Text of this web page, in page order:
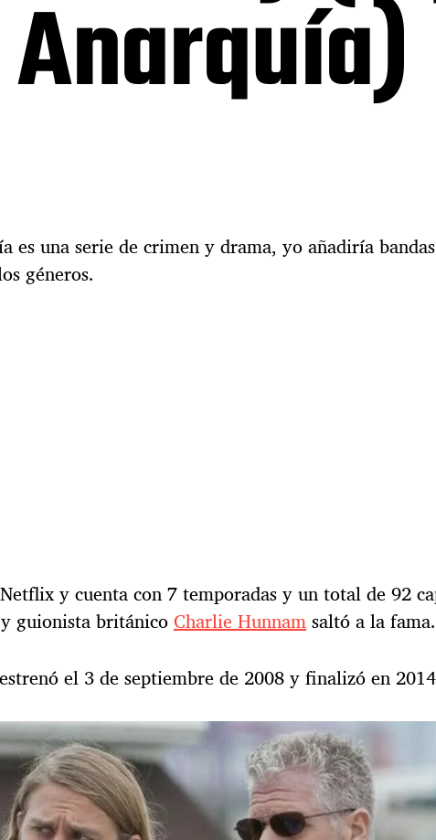
Anarquía)
es una serie de crimen y drama, yo añadiría
géneros.
y cuenta con 7 temporadas y un total de 92
guionista británicoCharlie Hunnamsaltó a la fama.
el 3 de septiembre de 2008 y finalizó en